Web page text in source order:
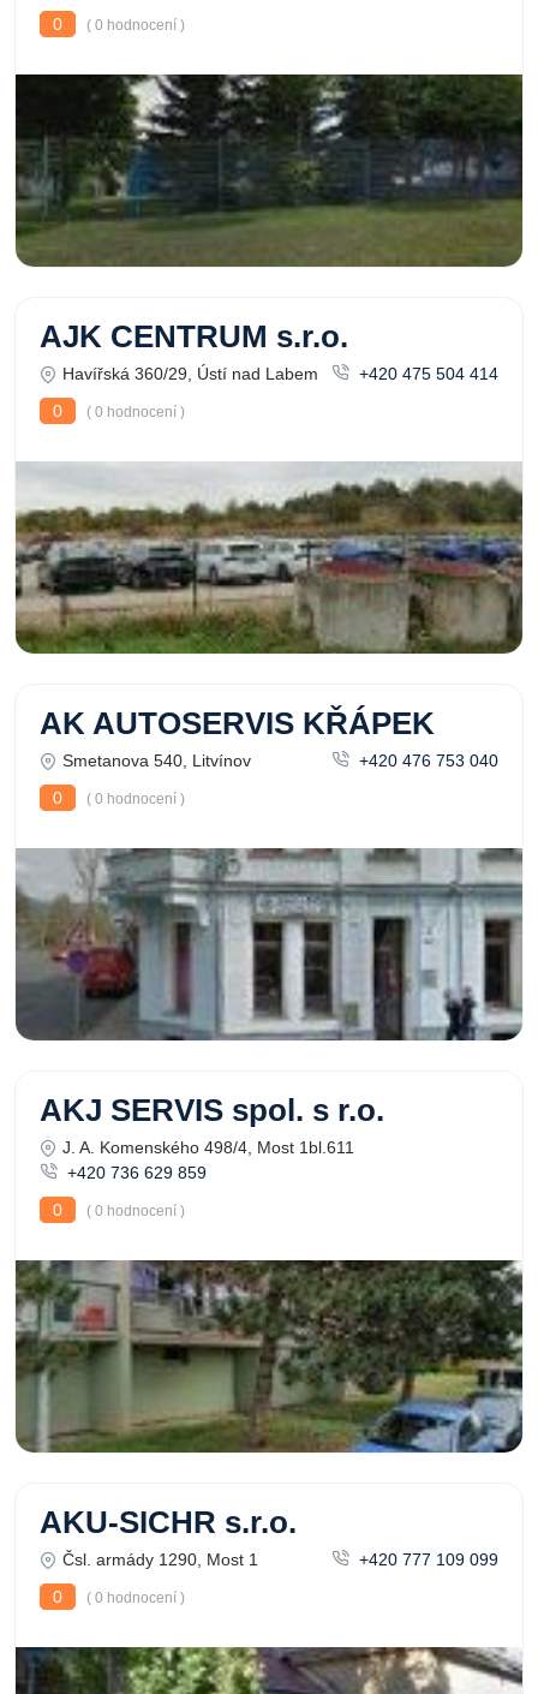
0 ( 0 hodnocení )
AJK CENTRUM s.r.o.
Havířská 360/29, Ústí nad Labem
+420 475 504 414
0
( 0 hodnocení )
AK AUTOSERVIS KŘÁPEK
Smetanova 540, Litvínov
+420 476 753 040
0
( 0 hodnocení )
AKJ SERVIS spol. s r.o.
J. A. Komenského 498/4, Most 1bl.611
+420 736 629 859
0
( 0 hodnocení )
AKU-SICHR s.r.o.
Čsl. armády 1290, Most 1
+420 777 109 099
0
( 0 hodnocení )